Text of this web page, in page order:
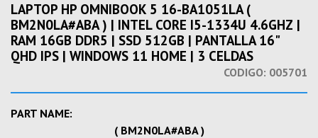
LAPTOP HP OMNIBOOK 5 16-BA1051LA (
BM2N0LA#ABA ) | INTEL CORE I5-1334U 4.6GHZ |
RAM 16GB DDR5 | SSD 512GB | PANTALLA 16"
QHD IPS | WINDOWS 11 HOME | 3 CELDAS
CODIGO: 005701
PART NAME:
( BM2N0LA#ABA )